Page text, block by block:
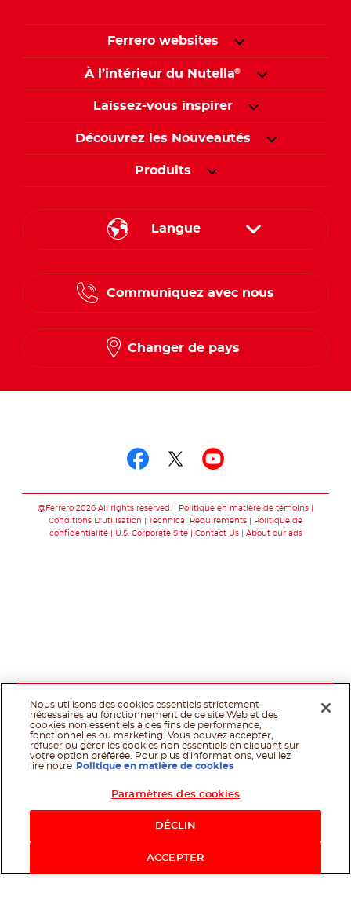
Ferrero websites
À l’intérieur du Nutella®
Laissez-vous inspirer
Découvrez les Nouveautés
Produits
Langue
Communiquez avec nous
Changer de pays
@Ferrero 2026 All rights reserved.
Politique en matière de témoins
Conditions D'utilisation
Technical Requirements
Politique de
confidentialité
U.S. Corporate Site Contact Us About our ads
Nous utilisons des cookies essentiels strictement
nécessaires au fonctionnement de ce site Web et des
cookies non essentiels à des fins de performance,
fonctionnelles ou marketing. Vous pouvez accepter,
refuser ou gérer les cookies non essentiels en cliquant sur
votre option préférée. Pour plus d'informations, veuillez
lire notre
Politique en matière de cookies
Paramètres des cookies
DÉCLIN
ACCEPTER